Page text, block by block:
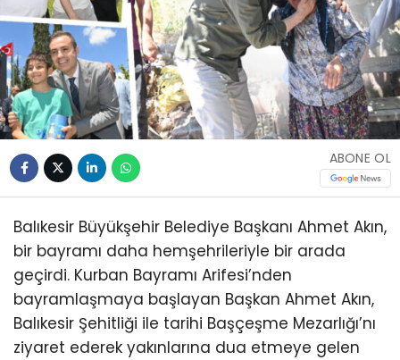
ABONE OL
Balıkesir Büyükşehir Belediye Başkanı Ahmet Akın,
bir bayramı daha hemşehrileriyle bir arada
geçirdi. Kurban Bayramı Arifesi’nden
bayramlaşmaya başlayan Başkan Ahmet Akın,
Balıkesir Şehitliği ile tarihi Başçeşme Mezarlığı’nı
ziyaret ederek yakınlarına dua etmeye gelen